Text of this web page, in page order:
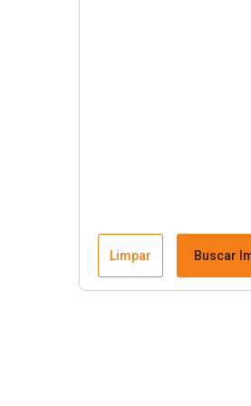
Limpar Buscar